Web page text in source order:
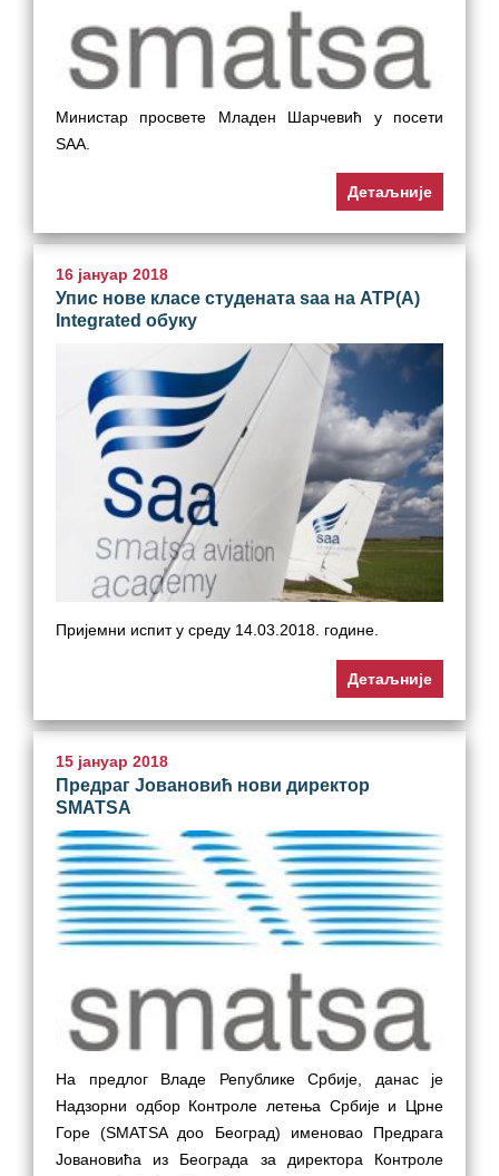
Министар просвете Младен Шарчевић у посети
SAA.
Детаљније
16 јануар 2018
Упис нове класе студената saa на ATP(A)
Integrated обуку
Пријемни испит у среду 14.03.2018. године.
Детаљније
15 јануар 2018
Предраг Јовановић нови директор
SMATSA
На предлог Владе Републике Србије, данас је
Надзорни одбор Контроле летења Србије и Црне
Горе (SMATSA доо Београд) именовао Предрага
Јовановића из Београда за директора Контроле